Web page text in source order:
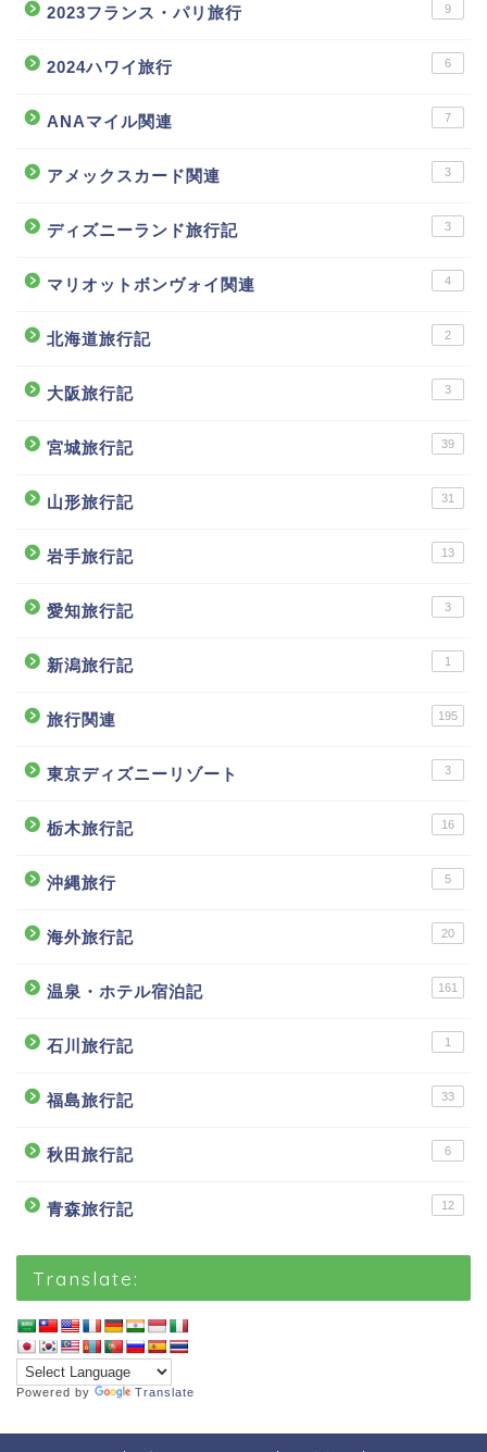
2023フランス・パリ旅行 9
2024ハワイ旅行 6
ANAマイル関連 7
アメックスカード関連 3
ディズニーランド旅行記 3
マリオットボンヴォイ関連 4
北海道旅行記 2
大阪旅行記 3
宮城旅行記 39
山形旅行記 31
岩手旅行記 13
愛知旅行記 3
新潟旅行記 1
旅行関連 195
東京ディズニーリゾート 3
栃木旅行記 16
沖縄旅行 5
海外旅行記 20
温泉・ホテル宿泊記 161
石川旅行記 1
福島旅行記 33
秋田旅行記 6
青森旅行記 12
Translate:
Powered by Translate